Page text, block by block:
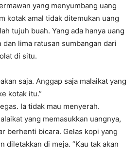
yang menyumbang uang
kotak amal tidak ditemukan uang
tujuh buah. Yang ada hanya uang
dan lima ratusan sumbangan dari
di situ.
saja. Anggap saja malaikat yang
kotak itu.”
Ia tidak mau menyerah.
yang memasukkan uangnya,
berhenti bicara. Gelas kopi yang
diletakkan di meja. “Kau tak akan